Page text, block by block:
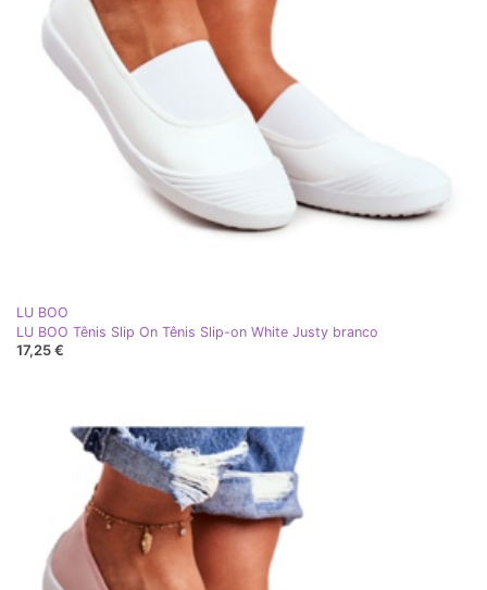
LU BOO
LU BOO Tênis Slip On Tênis Slip-on White Justy branco
17,25 €